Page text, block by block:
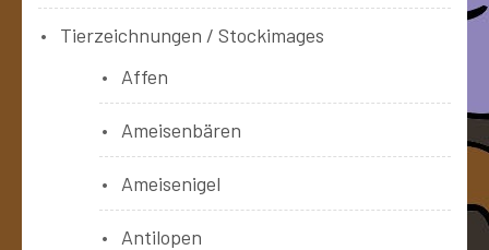
Tierzeichnungen / Stockimages
Affen
Ameisenbären
Ameisenigel
Antilopen